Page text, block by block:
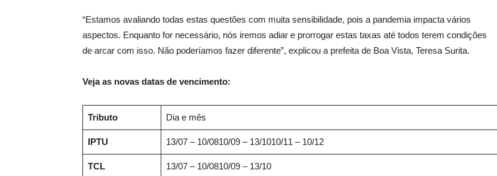
“Estamos avaliando todas estas questões com muita sensibilidade, pois a pandemia impacta vários
aspectos. Enquanto for necessário, nós iremos adiar e prorrogar estas taxas até todos terem condições
de arcar com isso. Não poderíamos fazer diferente”, explicou a prefeita de Boa Vista, Teresa Surita.
Veja as novas datas de vencimento:
Tributo Dia e mês
IPTU 13/07 – 10/0810/09 – 13/1010/11 – 10/12
TCL 13/07 – 10/0810/09 – 13/10